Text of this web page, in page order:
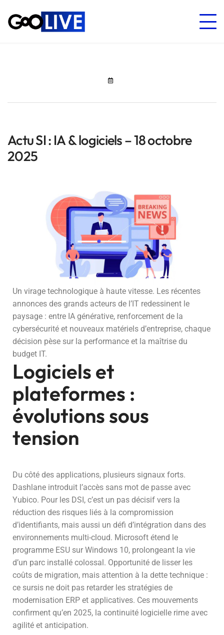
Actu SI : IA & logiciels – 18 octobre
2025
Un virage technologique à haute vitesse. Les récentes
annonces des grands acteurs de l’IT redessinent le
paysage : entre IA générative, renforcement de la
cybersécurité et nouveaux matériels d’entreprise, chaque
décision pèse sur la performance et la maîtrise du
budget IT.
Logiciels et
plateformes :
évolutions sous
tension
Du côté des applications, plusieurs signaux forts.
Dashlane introduit l’accès sans mot de passe avec
Yubico. Pour les DSI, c’est un pas décisif vers la
réduction des risques liés à la compromission
d’identifiants, mais aussi un défi d’intégration dans des
environnements multi-cloud. Microsoft étend le
programme ESU sur Windows 10, prolongeant la vie
d’un parc installé colossal. Opportunité de lisser les
coûts de migration, mais attention à la dette technique :
ce sursis ne doit pas retarder les stratégies de
modernisation ERP et applicatives. Ces mouvements
confirment qu’en 2025, la continuité logicielle rime avec
agilité et anticipation.